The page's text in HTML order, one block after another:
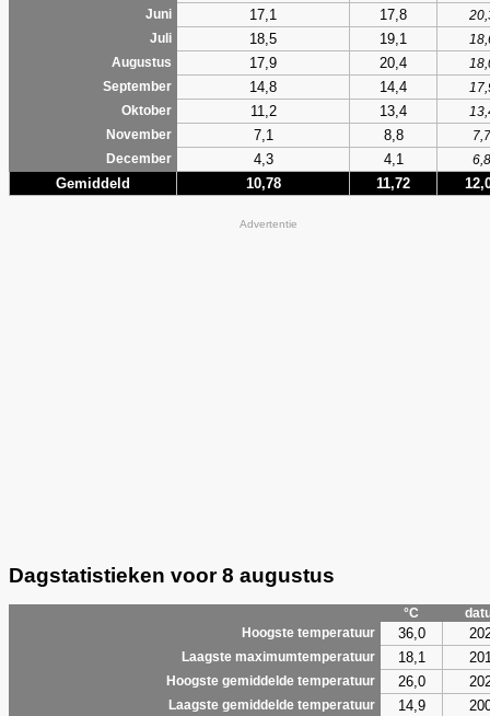
Juni
17,1 17,8
Juli
18,5 19,1
Augustus
17,9 20,4
September
14,8 14,4
Oktober
11,2 13,4
November
7,1 8,8
7,7
December
4,3 4,1 6,8
Gemiddeld 10,78 11,72
Advertentie
Dagstatistieken voor 8 augustus
°C
Hoogste temperatuur
36,0
Laagste maximumtemperatuur 18,1
Hoogste gemiddelde temperatuur 26,0
Laagste gemiddelde temperatuur 14,9